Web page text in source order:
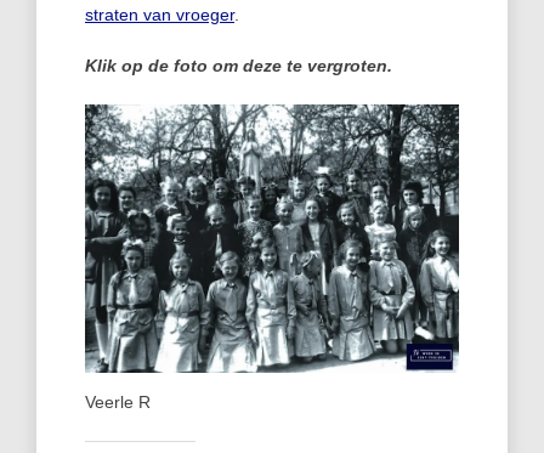
straten van vroeger.
Klik op de foto om deze te vergroten.
Veerle R